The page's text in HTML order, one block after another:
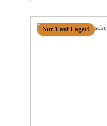
Nur 1 auf Lager!